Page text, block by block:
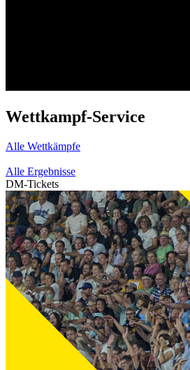
Wettkampf-Service
Alle Wettkämpfe
Alle Ergebnisse
DM-Tickets